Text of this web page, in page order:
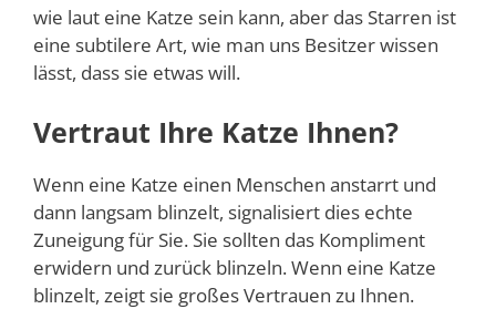
wie laut eine Katze sein kann, aber das Starren ist
eine subtilere Art, wie man uns Besitzer wissen
lässt, dass sie etwas will.
Vertraut Ihre Katze Ihnen?
Wenn eine Katze einen Menschen anstarrt und
dann langsam blinzelt, signalisiert dies echte
Zuneigung für Sie. Sie sollten das Kompliment
erwidern und zurück blinzeln. Wenn eine Katze
blinzelt, zeigt sie großes Vertrauen zu Ihnen.